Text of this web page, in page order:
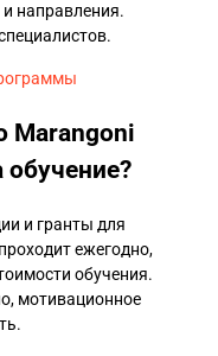
направления.
Marangoni
обучение?
и гранты для
ежегодно,
обучения.
мотивационное